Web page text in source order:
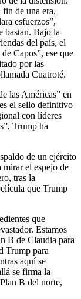
de una era,
esfuerzos”,
bastan. Bajo la
del país, el
Capos”, ese que
por las
Cuatroté.
las Américas” en
el sello definitivo
con líderes
Trump ha
de un ejército
mirar el espejo de
tras la
que Trump
que
Estamos
B de Claudia para
Trump para
aquí se
se firma la
B del norte,